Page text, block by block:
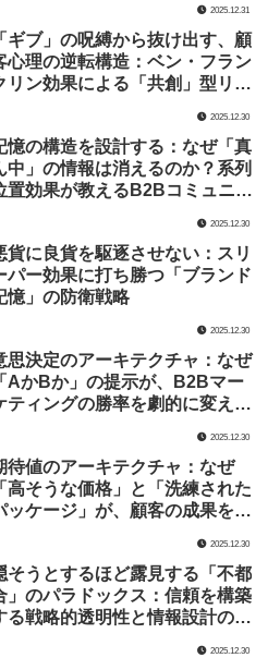
2025.12.31
「ギブ」の呪縛から抜け出す、顧
心理の逆転構造：ベン・フラン
リン効果による「共創」型リレ
2025.12.30
憶の構造を設計する：なぜ「真
中」の情報は消えるのか？系列
置効果が教えるB2Bコミュニケ
2025.12.30
貨に良貨を駆逐させない：スリ
パー効果に打ち勝つ「ブランド
憶」の防衛戦略
2025.12.30
思決定のアーキテクチャ：なぜ
「AかBか」の提示が、B2Bマー
ティングの勝率を劇的に変える
2025.12.30
待値のアーキテクチャ：なぜ
「高そうな価格」と「洗練された
ッケージ」が、顧客の成果を物
2025.12.30
そうとするほど露見する「不都
」のパラドックス：信頼を構築
る戦略的透明性と情報設計の力
2025.12.30